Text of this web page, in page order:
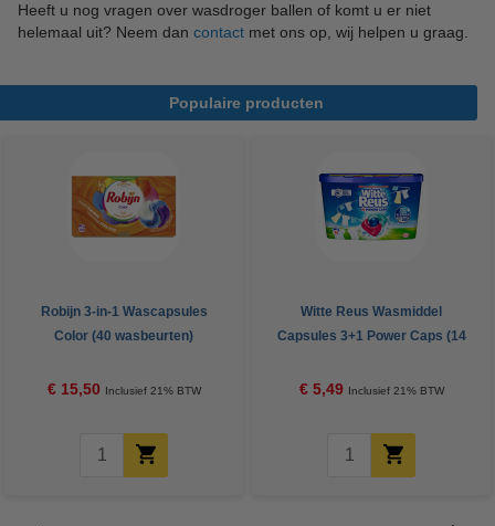
Heeft u nog vragen over wasdroger ballen of komt u er niet
helemaal uit? Neem dan contact met ons op, wij helpen u graag.
Populaire producten
Robijn 3-in-1 Wascapsules
Color (40 wasbeurten)
€ 15,50 Inclusief 21% BTW
Witte Reus Wasmiddel
Capsules 3+1 Power Caps (14
€ 5,49 Inclusief 21% BTW